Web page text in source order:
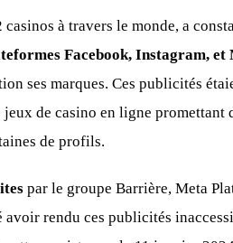
à travers le monde, a
Facebook, Instagram, et
ses marques. Ces publicités
de casino en ligne promettant
de profils.
par le groupe Barrière, Meta
rendu ces publicités